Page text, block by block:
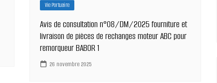
Vie Portuaire
Avis de consultation n°08/DM/2025 fourniture et
livraison de pièces de rechanges moteur ABC pour
remorqueur BABOR 1
26 novembre 2025